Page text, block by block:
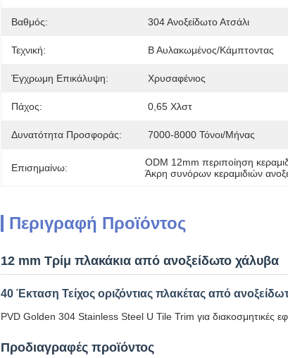
Βαθμός: 304 Ανοξείδωτο Ατσάλι
Τεχνική: Β Αυλακωμένος/κάμπτοντας
Έγχρωμη Επικάλυψη: Χρυσαφένιος
Πάχος: 0,65 Χλστ
Δυνατότητα Προσφοράς: 7000-8000 Τόνοι/μήνας
Επισημαίνω: ODM 12mm περιποίηση
Άκρη συνόρων κεραμιδιών
Περιγραφή Προϊόντος
12 mm Τρίμ πλακάκια από ανοξείδωτο χάλυβα
40 Έκταση Τείχος οριζόντιας πλακέτας από
PVD Golden 304 Stainless Steel U Tile Trim για διακοσμητικές
Προδιαγραφές προϊόντος